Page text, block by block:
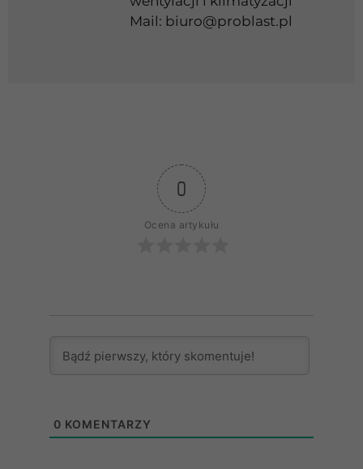
Mail: biuro@problast.pl
0
Ocena artykułu
0 KOMENTARZY